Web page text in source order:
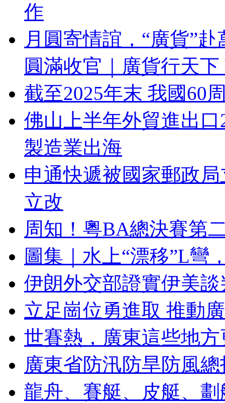
作
月圓寄情誼，“廣貨”
圓滿收官｜廣貨行天
截至2025年末 我國60
佛山上半年外貿進出
製造業出海
申通快遞被國家郵政
立改
周知！粵BA總決賽第
圖集｜水上“漂移”L彎
伊朗外交部證實伊美
立足崗位勇進取 推動
世賽熱，廣東這些地
廣東省防汛防旱防風
龍舟、賽艇、皮艇、